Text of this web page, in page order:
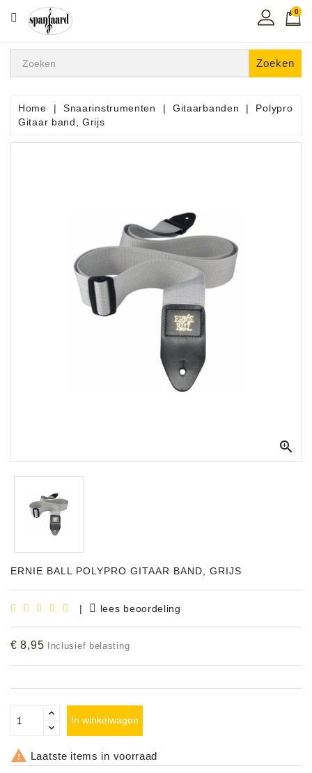
CATEGORIE
Home
In
De
Snaarinstrumenten
Microfoons
Versterking
Instrumenten
Shop
Bladmuziek
Accessoires
MODELLEN
OPRUIMING
OCCASIONS
0
Zoeken
Home Snaarinstrumenten Gitaarbanden
Polypro
Gitaar band, Grijs

ERNIE BALL POLYPRO GITAAR BAND, GRIJS
| lees beoordeling
€ 8,95 Inclusief belasting
In winkelwagen
 Laatste items in voorraad